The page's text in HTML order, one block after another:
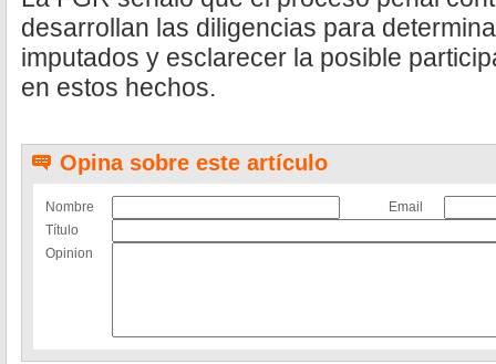
desarrollan las diligencias para
imputados y esclarecer la posible
en estos hechos.
Opina sobre este artículo
Nombre
Email
Título
Opinion